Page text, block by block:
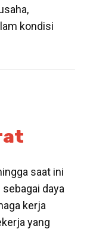
kondisi
saat ini
daya
kerja
yang